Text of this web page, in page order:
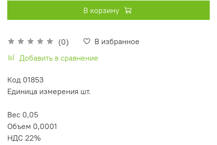
(0)
В избранное
Добавить в сравнение
В корзину
Код 01853
Единица измерения шт.
Вес 0,05
Объем 0,0001
НДС 22%